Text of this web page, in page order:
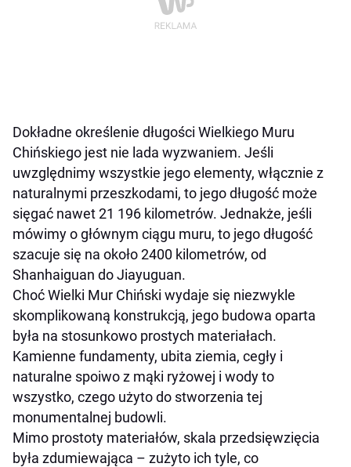
Dokładne określenie długości Wielkiego Muru
Chińskiego jest nie lada wyzwaniem. Jeśli
uwzględnimy wszystkie jego elementy, włącznie z
naturalnymi przeszkodami, to jego długość może
sięgać nawet 21 196 kilometrów. Jednakże, jeśli
mówimy o głównym ciągu muru, to jego długość
szacuje się na około 2400 kilometrów, od
Shanhaiguan do Jiayuguan.
Choć Wielki Mur Chiński wydaje się niezwykle
skomplikowaną konstrukcją, jego budowa oparta
była na stosunkowo prostych materiałach.
Kamienne fundamenty, ubita ziemia, cegły i
naturalne spoiwo z mąki ryżowej i wody to
wszystko, czego użyto do stworzenia tej
monumentalnej budowli.
Mimo prostoty materiałów, skala przedsięwzięcia
była zdumiewająca – zużyto ich tyle, co